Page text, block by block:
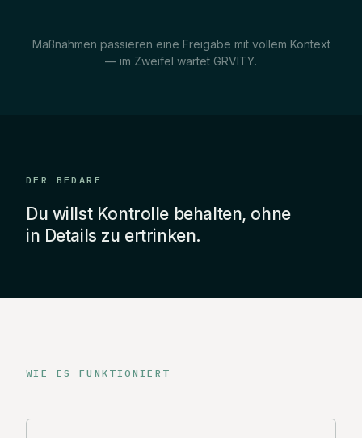
Maßnahmen passieren eine Freigabe mit vollem Kontext
— im Zweifel wartet GRVITY.
DER BEDARF
Du willst Kontrolle behalten, ohne
in Details zu ertrinken.
WIE ES FUNKTIONIERT